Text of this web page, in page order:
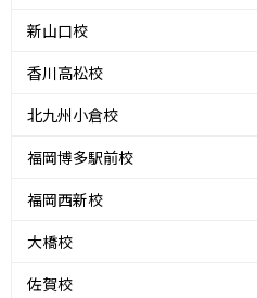
新山口校
香川高松校
北九州小倉校
福岡博多駅前校
福岡西新校
大橋校
佐賀校